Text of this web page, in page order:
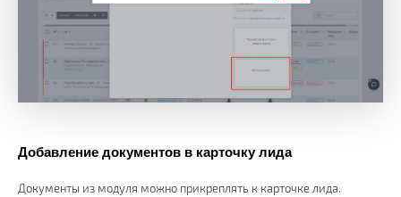
Добавление документов в карточку лида
Документы из модуля можно прикреплять к карточке лида.